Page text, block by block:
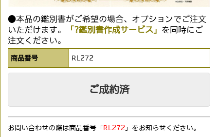
●本品の鑑別書がご希望の場合、オプションでご注文
いただけます。
「?鑑別書作成サービス」 を同時にご
注文ください。
商品番号 RL272
ご成約済
お問い合わせの際は商品番号「 RL272 」をお知らせください。